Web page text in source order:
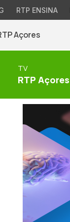
RTP ENSINA
Açores
TV
RTP Açores